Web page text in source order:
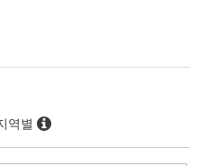
역별